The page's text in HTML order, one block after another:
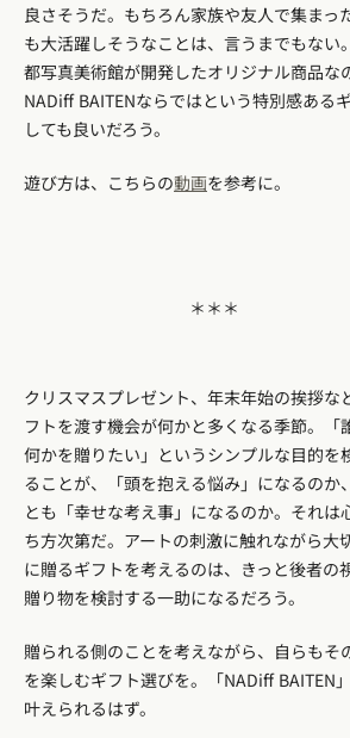
良さそうだ。もちろん家族や友人で集まっ
も大活躍しそうなことは、言うまでもない
都写真美術館が開発したオリジナル商品な
NADiff BAITENならではという特別感ある
しても良いだろう。
遊び方は、こちらの動画を参考に。
＊＊＊
クリスマスプレゼント、年末年始の挨拶な
フトを渡す機会が何かと多くなる季節。「
何かを贈りたい」というシンプルな目的を
ることが、「頭を抱える悩み」になるのか
とも「幸せな考え事」になるのか。それは
ち方次第だ。アートの刺激に触れながら大
に贈るギフトを考えるのは、きっと後者の
贈り物を検討する一助になるだろう。
贈られる側のことを考えながら、自らもそ
を楽しむギフト選びを。「NADiff BAITEN
叶えられるはず。